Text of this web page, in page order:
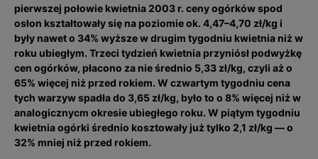
pierwszej połowie kwietnia 2003 r. ceny ogórków spod
osłon kształtowały się na poziomie ok. 4,47–4,70 zł/kg i
były nawet o 34% wyższe w drugim tygodniu kwietnia niż w
roku ubiegłym. Trzeci tydzień kwietnia przyniósł podwyżkę
cen ogórków, płacono za nie średnio 5,33 zł/kg, czyli aż o
65% więcej niż przed rokiem. W czwartym tygodniu cena
tych warzyw spadła do 3,65 zł/kg, było to o 8% więcej niż w
analogicznycm okresie ubiegłego roku. W piątym tygodniu
kwietnia ogórki średnio kosztowały już tylko 2,1 zł/kg — o
32% mniej niż przed rokiem.